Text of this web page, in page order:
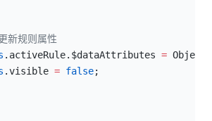
新规则属性
.activeRule.$dataAttributes = Object.
.visible = false;